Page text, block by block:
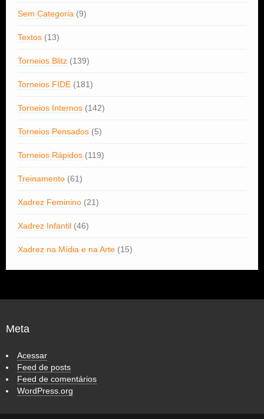
Sem Categoria (9)
Textos (13)
Torneios Blitz (139)
Torneios FIDE (181)
Torneios Internos (142)
Torneios Pensados (5)
Torneios Rápidos (119)
Treinamento (61)
Xadrez Feminino (21)
Xadrez Infantil (46)
Xadrez na Mídia e na Arte (15)
Meta
Acessar
Feed de posts
Feed de comentários
WordPress.org